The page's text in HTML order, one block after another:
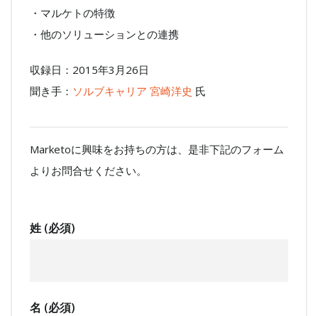
・マルケトの特徴
・他のソリューションとの連携
収録日：2015年3月26日
聞き手： ソルブキャリア 宮崎洋史 氏
Marketoに興味をお持ちの方は、是非下記のフォーム
よりお問合せください。
姓 (必須)
名 (必須)